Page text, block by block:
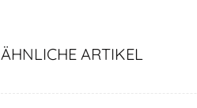
ÄHNLICHE ARTIKEL